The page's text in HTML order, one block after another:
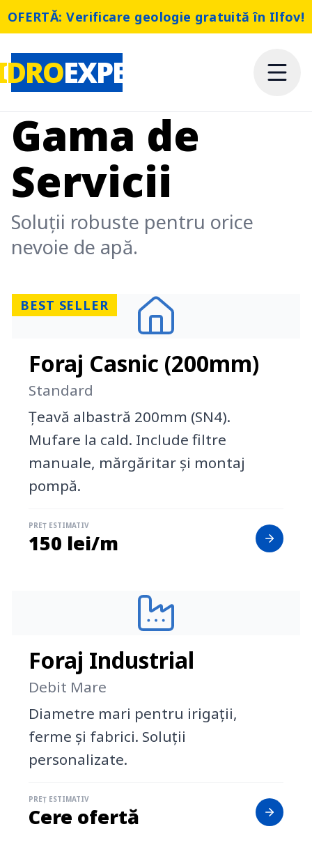
OFERTĂ: Verificare geologie gratuită în Ilfov!
EXPERT
Gama de
Servicii
Soluții robuste pentru orice
nevoie de apă.
BEST SELLER
Foraj Casnic (200mm)
Standard
Țeavă albastră 200mm (SN4).
Mufare la cald. Include filtre
manuale, mărgăritar și montaj
pompă.
PREȚ ESTIMATIV
150 lei/m
Foraj Industrial
Debit Mare
Diametre mari pentru irigații,
ferme și fabrici. Soluții
personalizate.
PREȚ ESTIMATIV
Cere ofertă